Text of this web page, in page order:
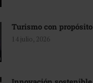
Turismo con propósito
14 julio, 2026